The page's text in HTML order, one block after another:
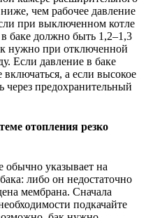
чем рабочее давление
при выключенном котле
баке должно быть 1,2–1,3
нужно при отключенной
Если давление в баке
а если высокое
предохранительный
отопления резко
обычно указывает на
либо он недостаточно
мембрана. Сначала
подкачайте